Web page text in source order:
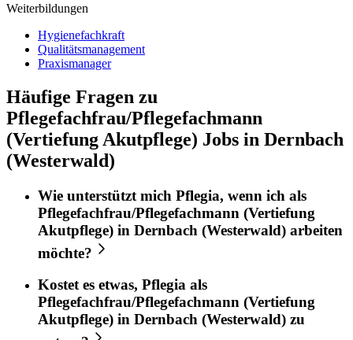
Weiterbildungen
Hygienefachkraft
Qualitätsmanagement
Praxismanager
Häufige Fragen zu
Pflegefachfrau/Pflegefachmann
(Vertiefung Akutpflege) Jobs in Dernbach
(Westerwald)
Wie unterstützt mich Pflegia, wenn ich als
Pflegefachfrau/Pflegefachmann (Vertiefung
Akutpflege) in Dernbach (Westerwald) arbeiten
möchte?
Kostet es etwas, Pflegia als
Pflegefachfrau/Pflegefachmann (Vertiefung
Akutpflege) in Dernbach (Westerwald) zu